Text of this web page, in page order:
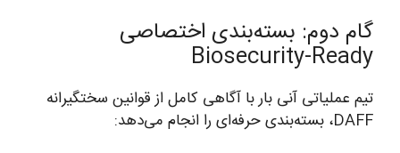
گام دوم: بسته‌بندی اختصاصی
Biosecurity-Ready
تیم عملیاتی آنی بار با آگاهی کامل از قوانین سختگیرانه
DAFF، بسته‌بندی حرفه‌ای را انجام می‌دهد: